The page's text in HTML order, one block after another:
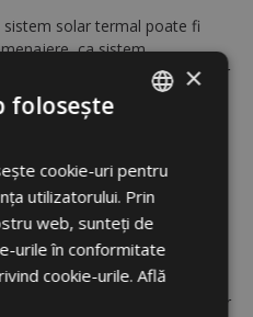
solar termal poate fi
ca sistem
existent (de exemplu un boiler
Dacă la acesta mai
obținem un sistem complet
chiar pentru o instalație
în instalații unde avem
la serpentina inferioară, iar
ENGLISH
×
folosește
cookie-uri pentru
utilizatorului. Prin
web, sunteți de
urile în conformitate
cookie-urile. Află